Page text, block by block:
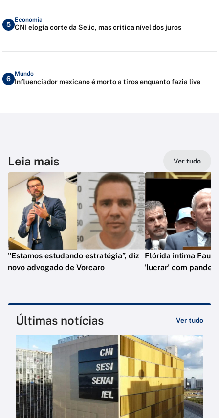
5
Economia
CNI elogia corte da Selic, mas critica nível dos juros
6
Mundo
Influenciador mexicano é morto a tiros enquanto fazia live
Leia mais Ver tudo
"Estamos estudando estratégia”, diz
novo advogado de Vorcaro
Flórida intima
'lucrar' com
Últimas notícias Ver tudo